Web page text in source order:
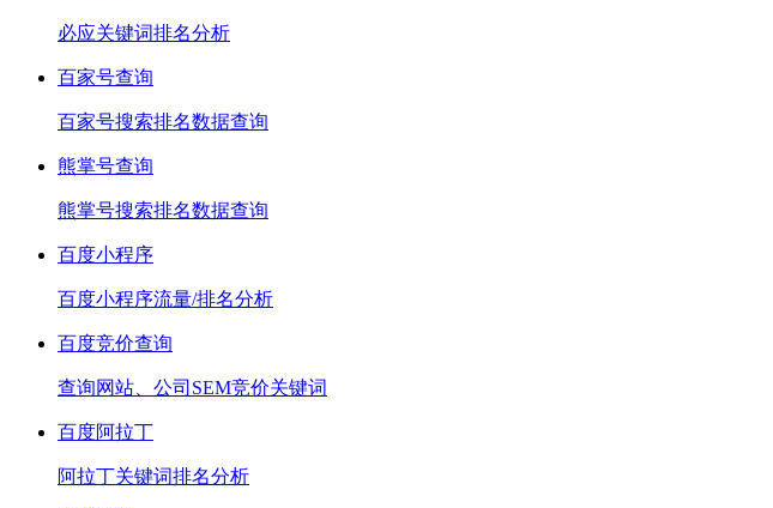
必应关键词排名分析
百家号查询
百家号搜索排名数据查询
熊掌号查询
熊掌号搜索排名数据查询
百度小程序
百度小程序流量/排名分析
百度竞价查询
查询网站、公司SEM竞价关键词
百度阿拉丁
阿拉丁关键词排名分析